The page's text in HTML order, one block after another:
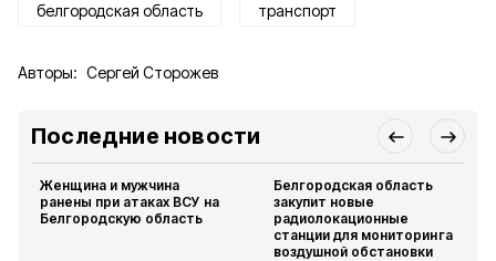
белгородская область транспорт
Авторы: Сергей Сторожев
Последние новости
Женщина и мужчина
ранены при атаках ВСУ на
Белгородскую область
Белгородская область
закупит новые
радиолокационные
станции для мониторинга
воздушной обстановки